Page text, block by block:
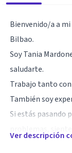
Bienvenido/a a
Bilbao.
Soy Tania
saludarte.
Trabajo tanto
También soy
Si estás pasando
Ver descripción